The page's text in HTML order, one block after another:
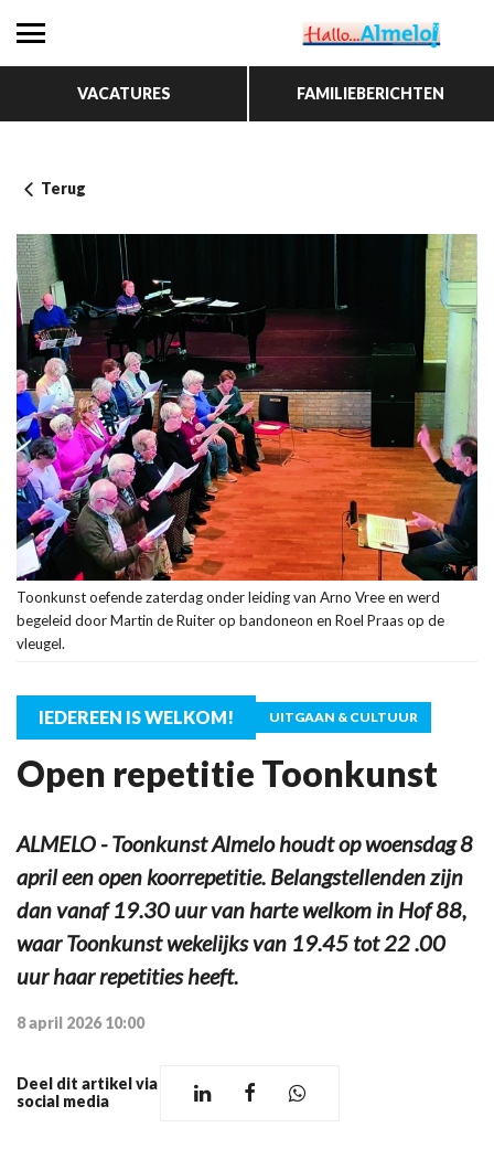
VACATURES FAMILIEBERICHTEN
Terug
Toonkunst oefende zaterdag onder leiding van Arno Vree en werd
begeleid door Martin de Ruiter op bandoneon en Roel Praas op de
vleugel.
IEDEREEN IS WELKOM! UITGAAN & CULTUUR
Open repetitie Toonkunst
ALMELO - Toonkunst Almelo houdt op woensdag 8
april een open koorrepetitie. Belangstellenden zijn
dan vanaf 19.30 uur van harte welkom in Hof 88,
waar Toonkunst wekelijks van 19.45 tot 22 .00
uur haar repetities heeft.
8 april 2026 10:00
Deel dit artikel via
social media